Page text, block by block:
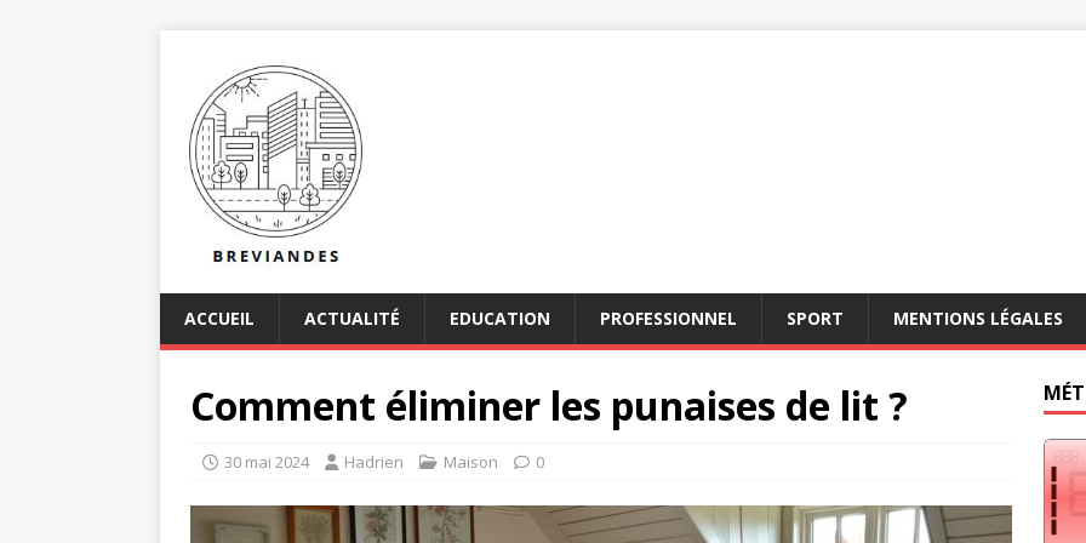
ACCUEIL ACTUALITÉ EDUCATION PROFESSIONNEL SPORT MENTIONS LÉGALES
Comment éliminer les punaises de lit ?
30 mai 2024 Hadrien Maison 0